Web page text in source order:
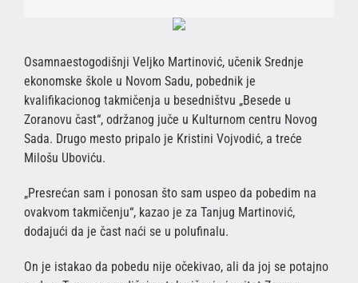
Osamnaestogodišnji Veljko Martinović, učenik Srednje
ekonomske škole u Novom Sadu, pobednik je
kvalifikacionog takmičenja u besedništvu „Besede u
Zoranovu čast“, održanog juče u Kulturnom centru Novog
Sada. Drugo mesto pripalo je Kristini Vojvodić, a treće
Milošu Uboviću.
„Presrećan sam i ponosan što sam uspeo da pobedim na
ovakvom takmičenju“, kazao je za Tanjug Martinović,
dodajući da je čast naći se u polufinalu.
On je istakao da pobedu nije očekivao, ali da joj se potajno